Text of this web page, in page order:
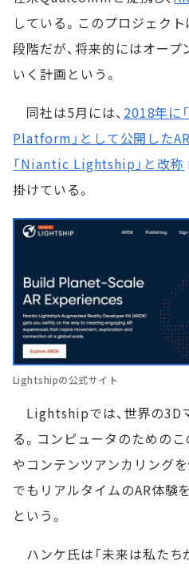
している。このプロジェク
段階だが、将来的にはオー
いく計画という。
同社は5月には、 2018年に
Platform」として公開した
「Niantic Lightship」と改称
掛けている。
Lightshipの公式サイト
Lightshipでは、世界の3D
る。コンピュータのための
やコンテンツアンカリング
でもリアルタイムのAR体験
という。
ハンケ氏は「未来は私たち